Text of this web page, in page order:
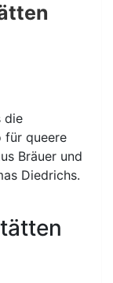
die
für queere
Bräuer und
Diedrichs.